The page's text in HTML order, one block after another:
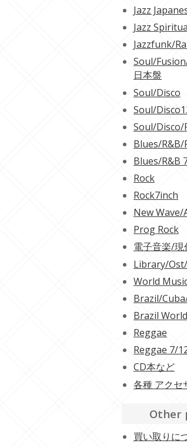
Jazz
Jazz
Jazzfunk/
Soul/
日本盤
Soul/Disco
Soul/
Soul/Disco/
Blues/R&B/
Blues/R&B
Rock
Rock7inch
New
Prog Rock
電子音楽/現
Library/
World
Brazil/
Brazil
Reggae
Reggae 7/
CD本など
各種 アクセ
Other
買い取りに